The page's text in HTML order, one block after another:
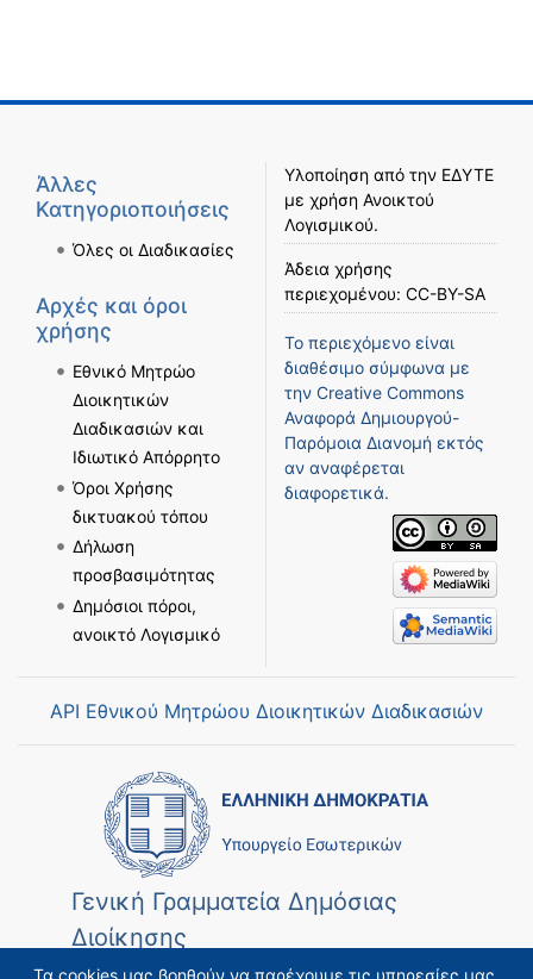
Άλλες
Κατηγοριοποιήσεις
Όλες οι Διαδικασίες
Αρχές και όροι
χρήσης
Εθνικό Μητρώο
Διοικητικών
Διαδικασιών και
Ιδιωτικό Απόρρητο
Όροι Χρήσης
δικτυακού τόπου
Δήλωση
προσβασιμότητας
Δημόσιοι πόροι,
ανοικτό Λογισμικό
Υλοποίηση από την ΕΔΥΤΕ
με χρήση Ανοικτού
Λογισμικού.
Άδεια χρήσης
περιεχομένου: CC-BY-SA
Το περιεχόμενο είναι
διαθέσιμο σύμφωνα με
την Creative Commons
Αναφορά Δημιουργού-
Παρόμοια Διανομή εκτός
αν αναφέρεται
διαφορετικά.
API Εθνικού Μητρώου Διοικητικών Διαδικασιών
Γενική Γραμματεία Δημόσιας
Διοίκησης